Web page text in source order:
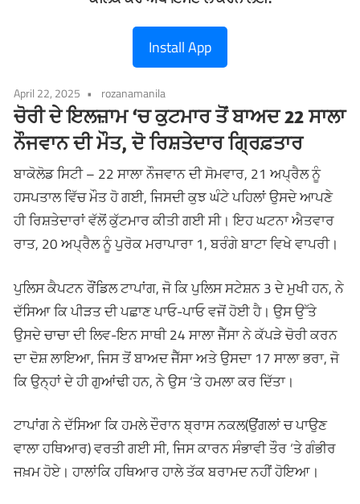
Install App
April 22, 2025 rozanamanila
ਚੋਰੀ ਦੇ ਇਲਜ਼ਾਮ ‘ਚ ਕੁਟਮਾਰ ਤੋਂ ਬਾਅਦ 22 ਸਾਲਾ
ਨੌਜਵਾਨ ਦੀ ਮੌਤ, ਦੋ ਰਿਸ਼ਤੇਦਾਰ ਗ੍ਰਿਫ਼ਤਾਰ
ਬਾਕੋਲੋਡ ਸਿਟੀ – 22 ਸਾਲਾ ਨੌਜਵਾਨ ਦੀ ਸੋਮਵਾਰ, 21 ਅਪ੍ਰੈਲ ਨੂੰ
ਹਸਪਤਾਲ ਵਿੱਚ ਮੌਤ ਹੋ ਗਈ, ਜਿਸਦੀ ਕੁਝ ਘੰਟੇ ਪਹਿਲਾਂ ਉਸਦੇ ਆਪਣੇ
ਹੀ ਰਿਸ਼ਤੇਦਾਰਾਂ ਵੱਲੋਂ ਕੁੱਟਮਾਰ ਕੀਤੀ ਗਈ ਸੀ। ਇਹ ਘਟਨਾ ਐਤਵਾਰ
ਰਾਤ, 20 ਅਪ੍ਰੈਲ ਨੂੰ ਪੁਰੋਕ ਮਰਾਪਾਰਾ 1, ਬਰੰਗੇ ਬਾਟਾ ਵਿਖੇ ਵਾਪਰੀ।
ਪੁਲਿਸ ਕੈਪਟਨ ਰੌਂਡਿਲ ਟਾਪਾਂਗ, ਜੋ ਕਿ ਪੁਲਿਸ ਸਟੇਸ਼ਨ 3 ਦੇ ਮੁਖੀ ਹਨ, ਨੇ
ਦੱਸਿਆ ਕਿ ਪੀੜਤ ਦੀ ਪਛਾਣ ਪਾਓ-ਪਾਓ ਵਜੋਂ ਹੋਈ ਹੈ। ਉਸ ਉੱਤੇ
ਉਸਦੇ ਚਾਚਾ ਦੀ ਲਿਵ-ਇਨ ਸਾਥੀ 24 ਸਾਲਾ ਜੈੱਸਾ ਨੇ ਕੱਪੜੇ ਚੋਰੀ ਕਰਨ
ਦਾ ਦੋਸ਼ ਲਾਇਆ, ਜਿਸ ਤੋਂ ਬਾਅਦ ਜੈੱਸਾ ਅਤੇ ਉਸਦਾ 17 ਸਾਲਾ ਭਰਾ, ਜੋ
ਕਿ ਉਨ੍ਹਾਂ ਦੇ ਹੀ ਗੁਆਂਢੀ ਹਨ, ਨੇ ਉਸ ‘ਤੇ ਹਮਲਾ ਕਰ ਦਿੱਤਾ।
ਟਾਪਾਂਗ ਨੇ ਦੱਸਿਆ ਕਿ ਹਮਲੇ ਦੌਰਾਨ ਬ੍ਰਾਸ ਨਕਲ(ਉਂਗਲਾਂ ਚ ਪਾਉਣ
ਵਾਲਾ ਹਥਿਆਰ) ਵਰਤੀ ਗਈ ਸੀ, ਜਿਸ ਕਾਰਨ ਸੰਭਾਵੀ ਤੌਰ ‘ਤੇ ਗੰਭੀਰ
ਜਖ਼ਮ ਹੋਏ। ਹਾਲਾਂਕਿ ਹਥਿਆਰ ਹਾਲੇ ਤੱਕ ਬਰਾਮਦ ਨਹੀਂ ਹੋਇਆ।